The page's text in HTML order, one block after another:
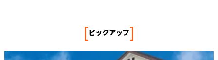
[ピックアップ]